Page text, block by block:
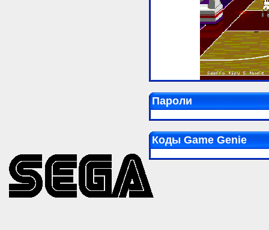
Пароли
Коды Game Genie